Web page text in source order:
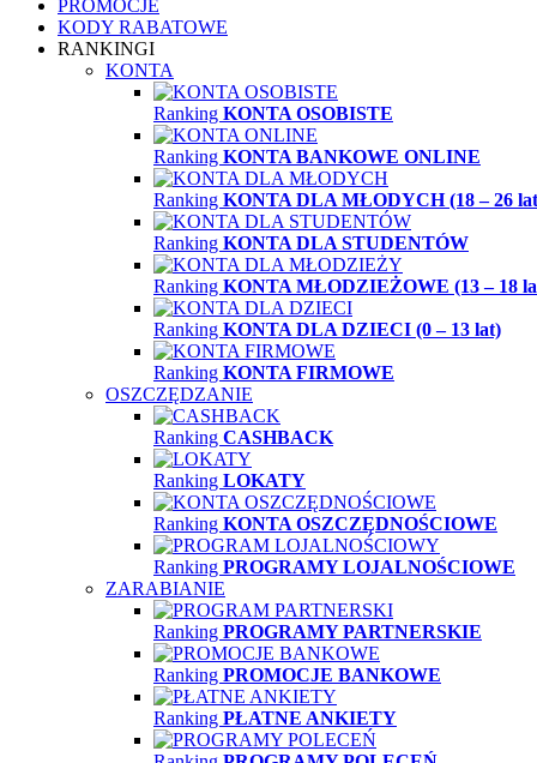
PROMOCJE
KODY RABATOWE
RANKINGI
KONTA
Ranking KONTA OSOBISTE
Ranking KONTA BANKOWE ONLINE
Ranking KONTA DLA MŁODYCH (18 – 26
Ranking KONTA DLA STUDENTÓW
Ranking KONTA MŁODZIEŻOWE (13 – 18
Ranking KONTA DLA DZIECI (0 – 13 lat)
Ranking KONTA FIRMOWE
OSZCZĘDZANIE
Ranking CASHBACK
Ranking LOKATY
Ranking KONTA OSZCZĘDNOŚCIOWE
Ranking PROGRAMY LOJALNOŚCIOWE
ZARABIANIE
Ranking PROGRAMY PARTNERSKIE
Ranking PROMOCJE BANKOWE
Ranking PŁATNE ANKIETY